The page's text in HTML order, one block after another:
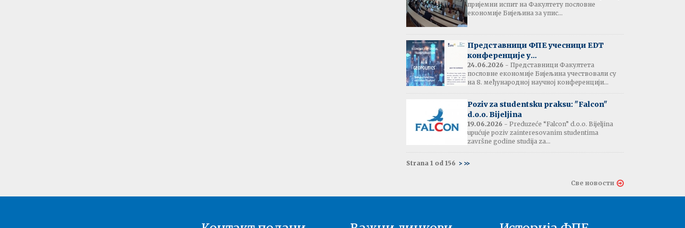
Обавјештење:
Издавање потврда
прије љетне паузе
Резултати испита:
Монетарна економија
Резултати испита и
термин усменог испита:
Енглески језик 2
Друга година - 03.07.2026
Енглески језик 1
пријемни испит на Факултету пословне
економије Бијељина за упис...
Представници ФПЕ учесници EDT
конференције у...
24.06.2026 - Представници Факултета
пословне економије Бијељина учествовали су
на 8. међународној научној конференцији...
Poziv za studentsku praksu: "Falcon"
d.o.o. Bijeljina
19.06.2026 - Preduzeće “Falcon” d.o.o. Bijeljina
upućuje poziv zainteresovanim studentima
završne godine studija za...
Strana 1 od 156 > >>
Све новости